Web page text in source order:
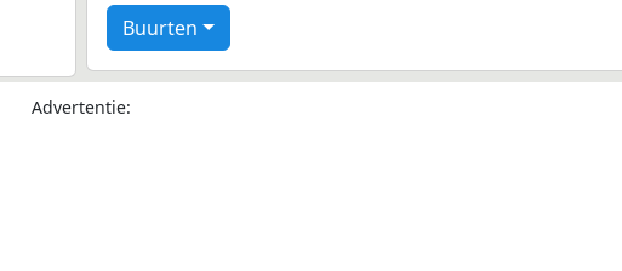
Buurten
Advertentie: